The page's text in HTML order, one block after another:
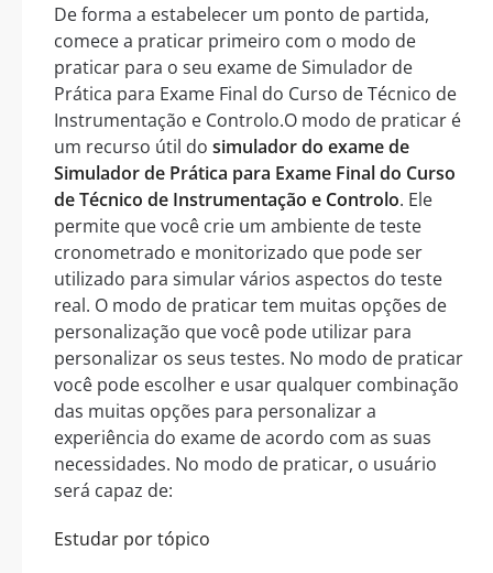
De forma a estabelecer um ponto de partida,
comece a praticar primeiro com o modo de
praticar para o seu exame de Simulador de
Prática para Exame Final do Curso de Técnico de
Instrumentação e Controlo.O modo de praticar é
um recurso útil do simulador do exame de
Simulador de Prática para Exame Final do Curso
de Técnico de Instrumentação e Controlo. Ele
permite que você crie um ambiente de teste
cronometrado e monitorizado que pode ser
utilizado para simular vários aspectos do teste
real. O modo de praticar tem muitas opções de
personalização que você pode utilizar para
personalizar os seus testes. No modo de praticar
você pode escolher e usar qualquer combinação
das muitas opções para personalizar a
experiência do exame de acordo com as suas
necessidades. No modo de praticar, o usuário
será capaz de:
Estudar por tópico